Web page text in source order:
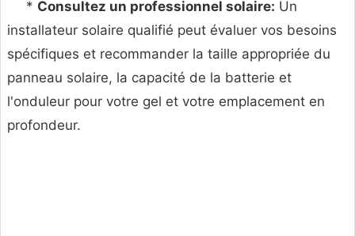
* Consultez un professionnel solaire: Un
installateur solaire qualifié peut évaluer vos besoins
spécifiques et recommander la taille appropriée du
panneau solaire, la capacité de la batterie et
l'onduleur pour votre gel et votre emplacement en
profondeur.